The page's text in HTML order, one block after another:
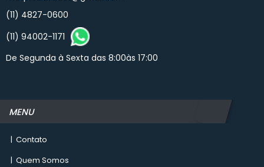
(11) 4827-0600
(11) 94002-1171
De Segunda à Sexta das 8:00às 17:00
MENU
| Contato
| Quem Somos